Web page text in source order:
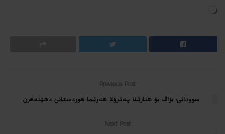
Previous Post
سوودانى: بزاڤ بۆ هنارتنا په‌ترۆلا هەرێما کوردستانێ دهێنه‌كرن
Next Post